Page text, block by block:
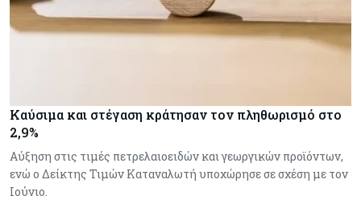
Καύσιμα και στέγαση κράτησαν τον πληθωρισμό στο
2,9%
Αύξηση στις τιμές πετρελαιοειδών και γεωργικών προϊόντων,
ενώ ο Δείκτης Τιμών Καταναλωτή υποχώρησε σε σχέση με τον
Ιούνιο.